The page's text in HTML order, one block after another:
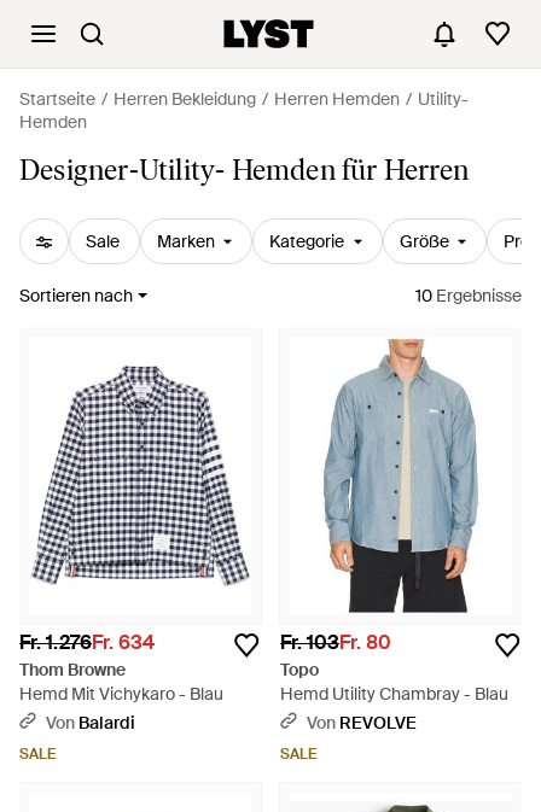
Startseite Herren Bekleidung Herren Hemden
Utility-
Hemden
Designer-Utility- Hemden für Herren
Sale Marken Kategorie Größe Preis
Sortieren nach 10 Ergebnisse
Fr. 1.276Fr. 634
Thom Browne
Hemd Mit Vichykaro - Blau
Von Balardi
SALE
Fr. 103Fr. 80
Topo
Hemd Utility Chambray - Blau
Von REVOLVE
SALE